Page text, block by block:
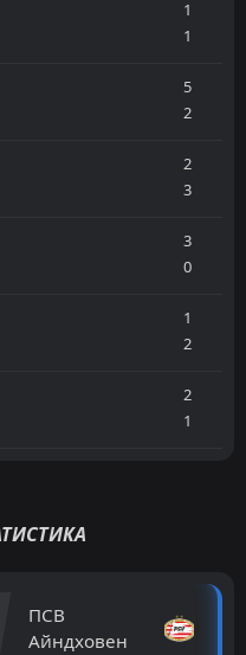
1
1
5
2
2
3
3
0
1
2
2
1
ПСВ
Айндховен